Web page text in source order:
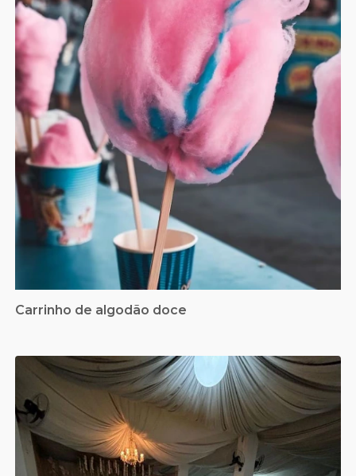
Carrinho de algodão doce